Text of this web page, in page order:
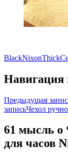
BlackNixonThick
Навигация
Предыдущая
записьЧехол
61 мысль о
для часов